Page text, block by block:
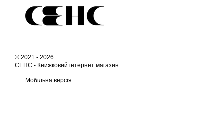
© 2021 - 2026
СЕНС - Книжковий інтернет магазин
Мобільна версія